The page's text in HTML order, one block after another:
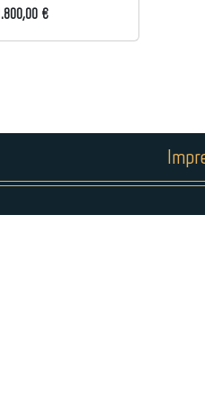
1.800,00 €